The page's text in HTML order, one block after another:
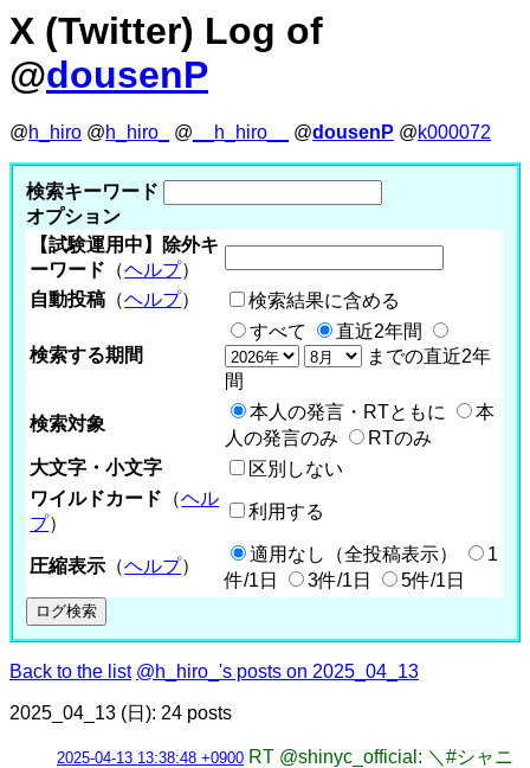
X (Twitter) Log of
@dousenP
@h_hiro @h_hiro_ @ __h_hiro__ @dousenP @k000072
検索キーワード
オプション
【試験運用中】除外キ
ーワード （ヘルプ）
自動投稿 （ヘルプ） 検索結果に含める
検索する期間
すべて
直近2年間
までの直近2年
間
検索対象
本人の発言・RTともに
本
人の発言のみ
RTのみ
大文字・小文字
区別しない
ワイルドカード （ヘル
プ）
利用する
圧縮表示 （ヘルプ）
適用なし（全投稿表示）
1
件/1日
3件/1日 5件/1日
Back to the list @h_hiro_'s posts on 2025_04_13
2025_04_13 (日): 24 posts
2025-04-13 13:38:48 +0900 RT @shinyc_official: ＼#シャニ